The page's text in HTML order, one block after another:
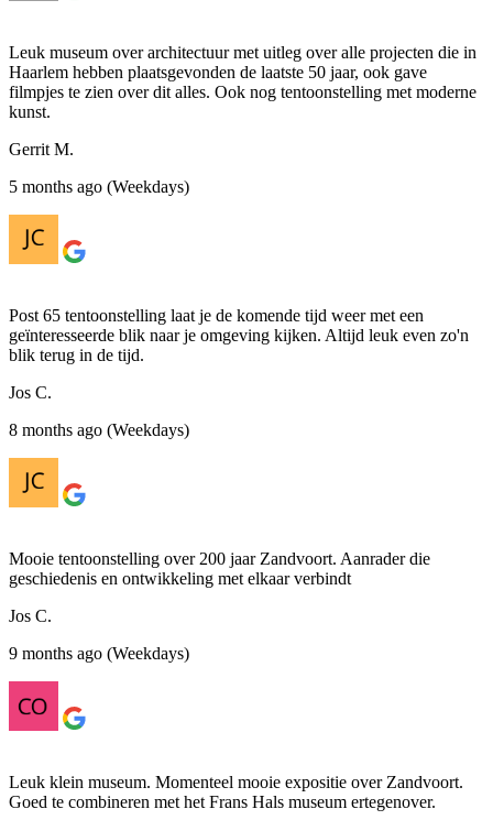
Leuk museum over architectuur met uitleg over alle projecten die in
Haarlem hebben plaatsgevonden de laatste 50 jaar, ook gave
filmpjes te zien over dit alles. Ook nog tentoonstelling met moderne
kunst.
Gerrit M.
5 months ago (Weekdays)
Post 65 tentoonstelling laat je de komende tijd weer met een
geïnteresseerde blik naar je omgeving kijken. Altijd leuk even zo'n
blik terug in de tijd.
Jos C.
8 months ago (Weekdays)
Mooie tentoonstelling over 200 jaar Zandvoort. Aanrader die
geschiedenis en ontwikkeling met elkaar verbindt
Jos C.
9 months ago (Weekdays)
Leuk klein museum. Momenteel mooie expositie over Zandvoort.
Goed te combineren met het Frans Hals museum ertegenover.